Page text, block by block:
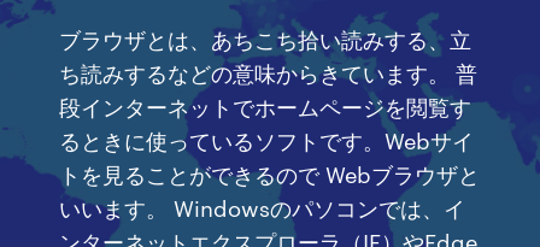
ブラウザとは、あちこち拾い読みする、立
ち読みするなどの意味からきています。 普
段インターネットでホームページを閲覧す
るときに使っているソフトです。Webサイ
トを見ることができるので Webブラウザと
いいます。 Windowsのパソコンでは、イ
ンターネットエクスプローラ（IE）やEdge